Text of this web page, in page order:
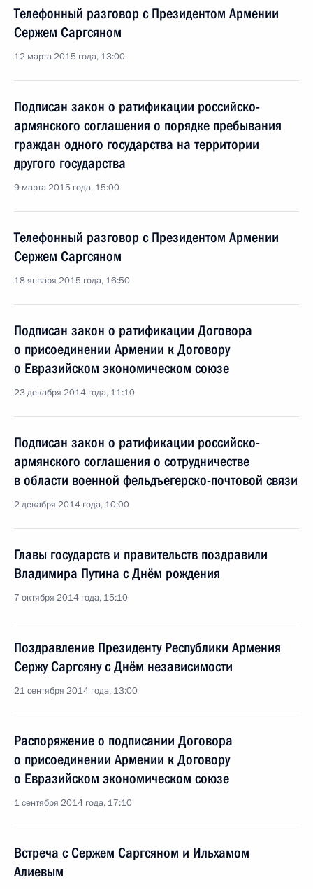
Телефонный разговор с Президентом Армении
Сержем Саргсяном
12 марта 2015 года, 13:00
Подписан закон о ратификации российско-
армянского соглашения о порядке пребывания
граждан одного государства на территории
другого государства
9 марта 2015 года, 15:00
Телефонный разговор с Президентом Армении
Сержем Саргсяном
18 января 2015 года, 16:50
Подписан закон о ратификации Договора
о присоединении Армении к Договору
о Евразийском экономическом союзе
23 декабря 2014 года, 11:10
Подписан закон о ратификации российско-
армянского соглашения о сотрудничестве
в области военной фельдъегерско-почтовой связи
2 декабря 2014 года, 10:00
Главы государств и правительств поздравили
Владимира Путина с Днём рождения
7 октября 2014 года, 15:10
Поздравление Президенту Республики Армения
Сержу Саргсяну с Днём независимости
21 сентября 2014 года, 13:00
Распоряжение о подписании Договора
о присоединении Армении к Договору
о Евразийском экономическом союзе
1 сентября 2014 года, 17:10
Встреча с Сержем Саргсяном и Ильхамом
Алиевым